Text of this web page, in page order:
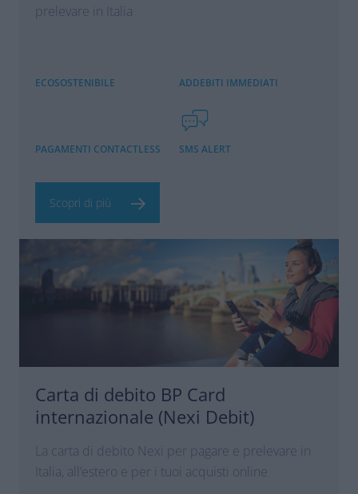
prelevare in Italia
ECOSOSTENIBILE ADDEBITI IMMEDIATI
PAGAMENTI CONTACTLESS SMS ALERT
Scopri di più
Carta di debito BP Card
internazionale (Nexi Debit)
La carta di debito Nexi per pagare e prelevare in
Italia, all’estero e per i tuoi acquisti online